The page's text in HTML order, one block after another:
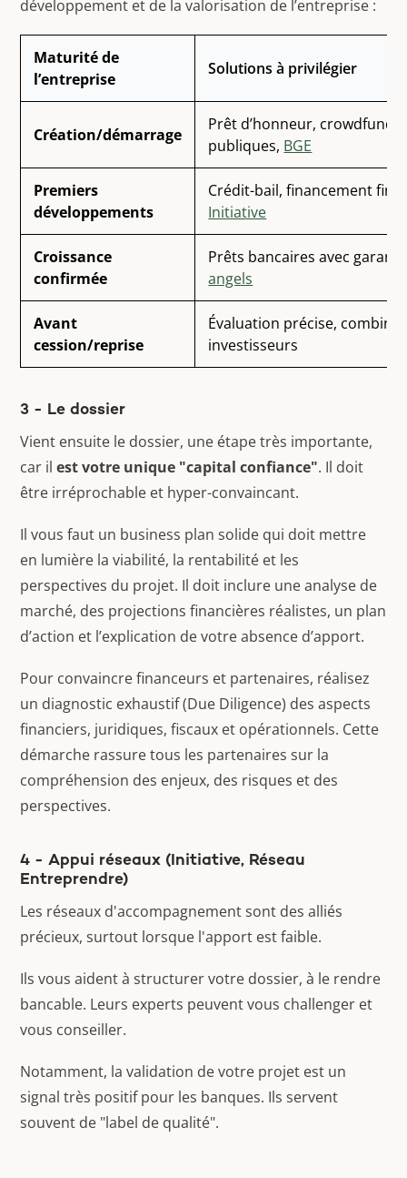
développement et de la valorisation de l’entreprise :
Maturité de
l’entreprise
Solutions à privilégier
Création/démarrage
Prêt d’honneur,
publiques, BGE
Premiers
développements
Crédit-bail, financement
Initiative
Croissance
confirmée
Prêts bancaires avec
angels
Avant
cession/reprise
Évaluation précise,
investisseurs
3 - Le dossier
Vient ensuite le dossier, une étape très importante,
car ilest votre unique "capital confiance". Il doit
être irréprochable et hyper-convaincant.
Il vous faut un business plan solide qui doit mettre
en lumière la viabilité, la rentabilité et les
perspectives du projet. Il doit inclure une analyse de
marché, des projections financières réalistes, un plan
d’action et l’explication de votre absence d’apport.
Pour convaincre financeurs et partenaires, réalisez
un diagnostic exhaustif (Due Diligence) des aspects
financiers, juridiques, fiscaux et opérationnels. Cette
démarche rassure tous les partenaires sur la
compréhension des enjeux, des risques et des
perspectives.
4 - Appui réseaux (Initiative, Réseau
Entreprendre)
Les réseaux d'accompagnement sont des alliés
précieux, surtout lorsque l'apport est faible.
Ils vous aident à structurer votre dossier, à le rendre
bancable. Leurs experts peuvent vous challenger et
vous conseiller.
Notamment, la validation de votre projet est un
signal très positif pour les banques. Ils servent
souvent de "label de qualité".